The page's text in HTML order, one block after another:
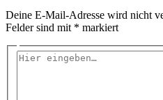
Deine E-Mail-Adresse wird nicht
Felder sind mit * markiert
Hier